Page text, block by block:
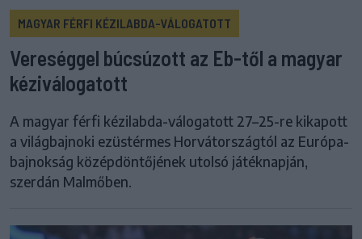
MAGYAR FÉRFI KÉZILABDA-VÁLOGATOTT
Vereséggel búcsúzott az Eb-től a magyar
kéziválogatott
A magyar férfi kézilabda-válogatott 27–25-re kikapott
a világbajnoki ezüstérmes Horvátországtól az Európa-
bajnokság középdöntőjének utolsó játéknapján,
szerdán Malmőben.